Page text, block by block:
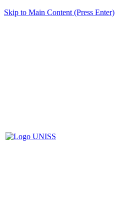
Skip to Main Content (Press Enter)